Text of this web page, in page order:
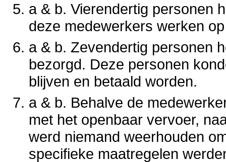
a & b. Vierendertig personen
deze medewerkers werken
a & b. Zevendertig personen
bezorgd. Deze personen
blijven en betaald worden.
a & b. Behalve de
met het openbaar vervoer,
werd niemand weerhouden
specifieke maatregelen